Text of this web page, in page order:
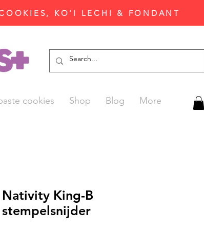
KO'I LECHI & FONDANT
cookies Shop Blog More
Nativity King-B
stempelsnijder